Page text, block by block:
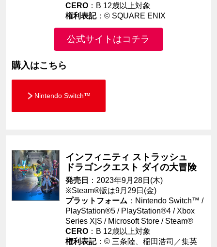
CERO ：B 12歳以上対象
権利表記：© SQUARE ENIX
公式サイトはコチラ
購入はこちら
Nintendo Switch™
インフィニティ ストラッシュ
ドラゴンクエスト ダイの大冒険
発売日
：2023年9月28日(木)
※Steam®版は9月29日(金)
プラットフォーム ：Nintendo Switch™ /
PlayStation®5 / PlayStation®4 / Xbox
Series X|S / Microsoft Store /Steam®
CERO ：B 12歳以上対象
権利表記：© 三条陸、稲田浩司／集英